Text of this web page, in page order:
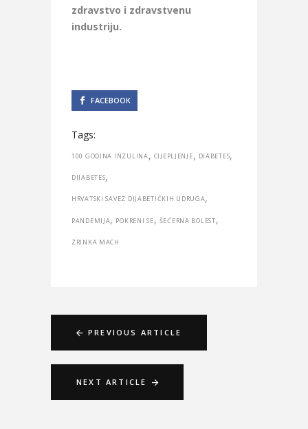
zdravstvo i zdravstvenu
industriju.
FACEBOOK
Tags:
100 GODINA INZULINA, CIJEPLJENJE, DIABETES,
DIJABETES,
HRVATSKI SAVEZ DIJABETIČKIH UDRUGA,
PANDEMIJA, POKRENI SE, ŠEĆERNA BOLEST,
ZRINKA MACH
PREVIOUS ARTICLE
NEXT ARTICLE